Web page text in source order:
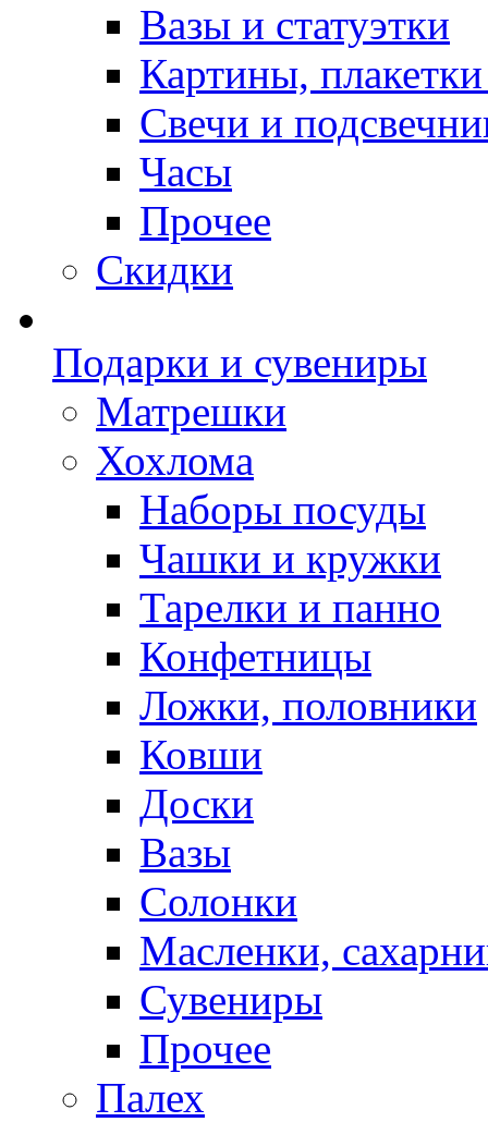
Вазы и статуэтки
Картины,
Свечи и
Часы
Прочее
Скидки
Подарки и сувениры
Матрешки
Хохлома
Наборы посуды
Чашки и кружки
Тарелки и панно
Конфетницы
Ложки, половники
Ковши
Доски
Вазы
Солонки
Масленки,
Сувениры
Прочее
Палех